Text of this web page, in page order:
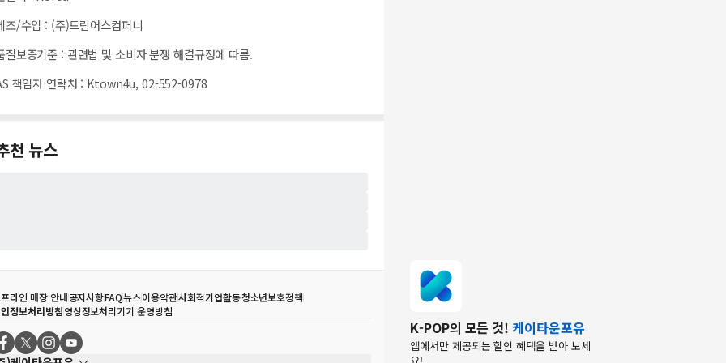
조/수입 : (주)드림어스컴퍼니
질보증기준 : 관련법 및 소비자 분쟁 해결규정에 따름.
책임자 연락처 : Ktown4u, 02-552-0978
천 뉴스
라인 매장 안내공지사항FAQ뉴스이용약관사회적기업활동청소년보호정책
정보처리방침영상정보처리기기 운영방침
K-POP의 모든 것! 케이타운포유
앱에서만 제공되는 할인 혜택을 받아 보세